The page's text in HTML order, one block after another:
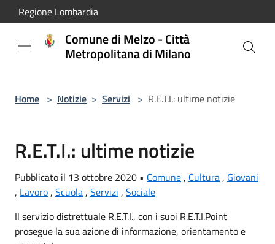
Salta al contenuto principale
Regione Lombardia
Comune di Melzo - Città
Metropolitana di Milano
Home > Notizie > Servizi > R.E.T.I.: ultime notizie
R.E.T.I.: ultime notizie
Pubblicato il 13 ottobre 2020 • Comune, Cultura, Giovani
, Lavoro, Scuola, Servizi , Sociale
Il servizio distrettuale R.E.T.I., con i suoi R.E.T.I.Point
prosegue la sua azione di informazione, orientamento e